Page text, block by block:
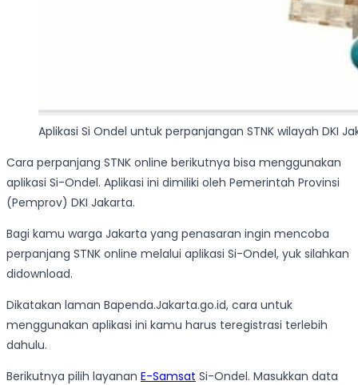
Aplikasi Si Ondel untuk perpanjangan STNK wilayah DKI
Cara perpanjang STNK online berikutnya bisa menggunakan
aplikasi Si-Ondel. Aplikasi ini dimiliki oleh Pemerintah Provinsi
(Pemprov) DKI Jakarta.
Bagi kamu warga Jakarta yang penasaran ingin mencoba
perpanjang STNK online melalui aplikasi Si-Ondel, yuk silahkan
didownload.
Dikatakan laman Bapenda.Jakarta.go.id, cara untuk
menggunakan aplikasi ini kamu harus teregistrasi terlebih
dahulu.
Berikutnya pilih layanan E-Samsat Si-Ondel. Masukkan data